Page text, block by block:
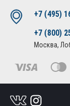
+7 (495)
+7 (800)
Москва,